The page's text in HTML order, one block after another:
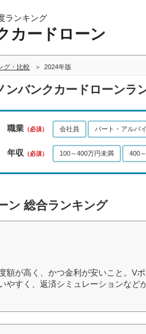
ランキング
カードローン
グ・比較 2024年版
ンバンクカードローンラ
職業 （必須） 会社員 パート・アルバ
年収 （必須） 100～400万円未満 400
ン 総合ランキング
額が高く、かつ金利が安いこと。V
やすく、返済シミュレーションなど